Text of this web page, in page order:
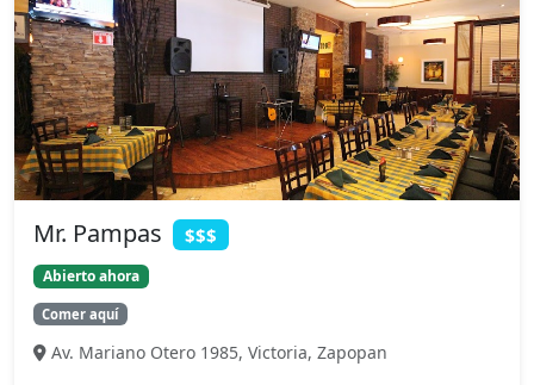
Mr. Pampas $$$
Abierto ahora
Comer aquí
Av. Mariano Otero 1985, Victoria, Zapopan